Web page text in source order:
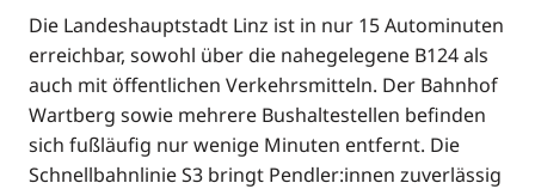
Die Landeshauptstadt Linz ist in nur 15 Autominuten
erreichbar, sowohl über die nahegelegene B124 als
auch mit öffentlichen Verkehrsmitteln. Der Bahnhof
Wartberg sowie mehrere Bushaltestellen befinden
sich fußläufig nur wenige Minuten entfernt. Die
Schnellbahnlinie S3 bringt Pendler:innen zuverlässig